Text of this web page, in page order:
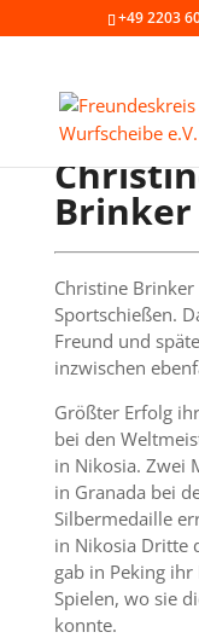
+49 2203
Brinker
Christine
Sportschießen.
Freund und
inzwischen
Größter Erfolg
bei den
in Nikosia. Zwei
in Granada bei
Silbermedaille
in Nikosia Dritte
gab in Peking
Spielen, wo sie
konnte.